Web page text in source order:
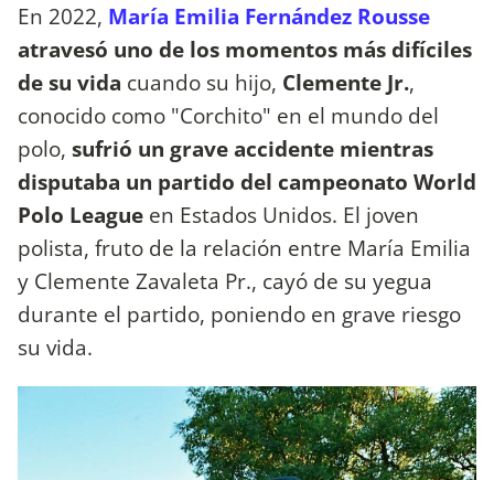
En 2022, María Emilia Fernández Rousse
atravesó uno de los momentos más difíciles
de su vida cuando su hijo, Clemente Jr.,
conocido como "Corchito" en el mundo del
polo, sufrió un grave accidente mientras
disputaba un partido del campeonato World
Polo League en Estados Unidos. El joven
polista, fruto de la relación entre María Emilia
y Clemente Zavaleta Pr., cayó de su yegua
durante el partido, poniendo en grave riesgo
su vida.